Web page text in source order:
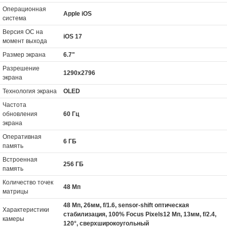
Операционная
система
Apple iOS
Версия ОС на
момент выхода
iOS 17
Размер экрана
6.7"
Разрешение
экрана
1290x2796
Технология экрана
OLED
Частота
обновления
экрана
60 Гц
Оперативная
память
6 ГБ
Встроенная
память
256 ГБ
Количество точек
матрицы
48 Мп
Характеристики
камеры
48 Мп, 26мм, f/1.6, sensor‑shift оптическая
стабилизация, 100% Focus Pixels12 Мп, 13мм, f/2.4,
120°, сверхширокоугольный